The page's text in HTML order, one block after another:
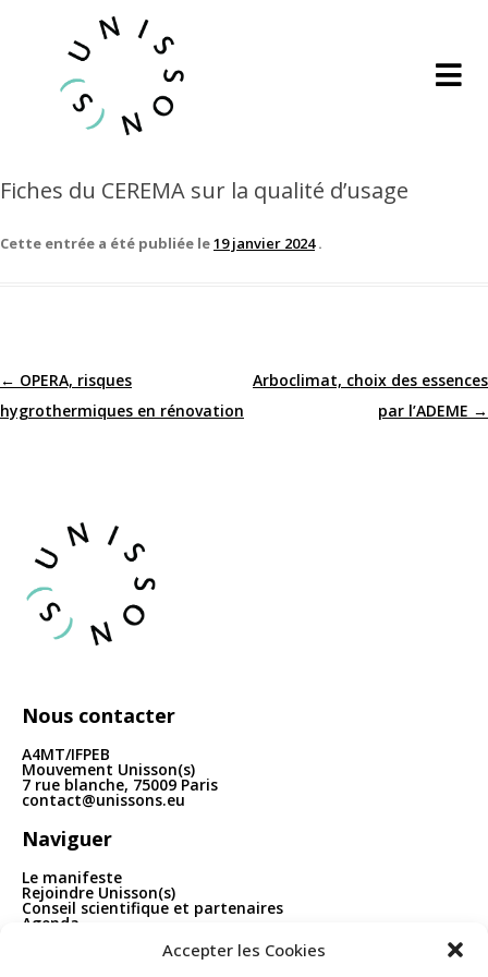
Accepter les Cookies
Fiches du CEREMA sur la qualité d’usage
Cette entrée a été publiée le19 janvier 2024 .
Navigation
← OPERA, risques
hygrothermiques en rénovation
Arboclimat, choix des essences
par l’ADEME →
Nous contacter
A4MT/IFPEB
Mouvement Unisson(s)
7 rue blanche, 75009 Paris
contact@unissons.eu
Naviguer
Le manifeste
Rejoindre Unisson(s)
Conseil scientifique et partenaires
Agenda